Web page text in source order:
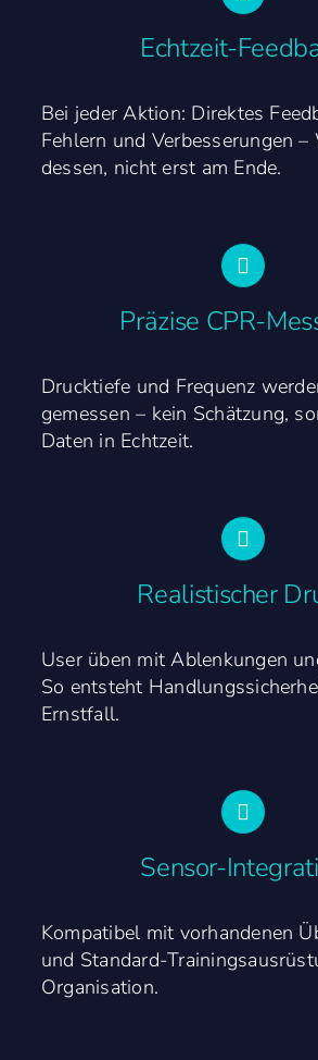
Echtzeit-
Bei jeder Aktion: Direktes
Fehlern und Verbesserungen
dessen, nicht erst am Ende.
Präzise CPR-
Drucktiefe und Frequenz
gemessen – kein Schätzung,
Daten in Echtzeit.
Realistischer
User üben mit Ablenkungen
So entsteht
Ernstfall.
Sensor-
Kompatibel mit vorhandenen
und Standard-
Organisation.